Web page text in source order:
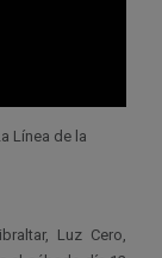
Línea de la
Luz Cero,